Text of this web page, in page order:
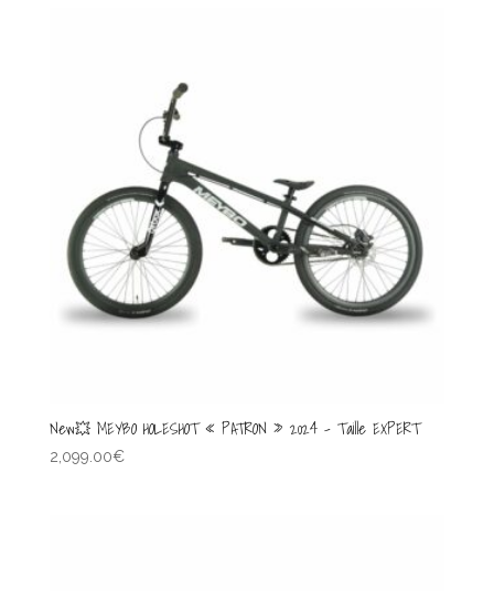
New💥 MEYBO HOLESHOT « PATRON » 2024 – Taille EXPERT
2,099.00€